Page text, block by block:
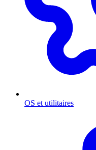
OS et utilitaires